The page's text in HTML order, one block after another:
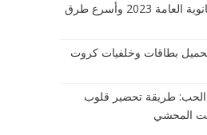
موعد ظهور نتيجة الثانوية العامة 2023 وأسرع طرق
رمضان 2023 تحميل بطاقات وخلفيات كروت
طريقة تحضير قلوب
المحشي